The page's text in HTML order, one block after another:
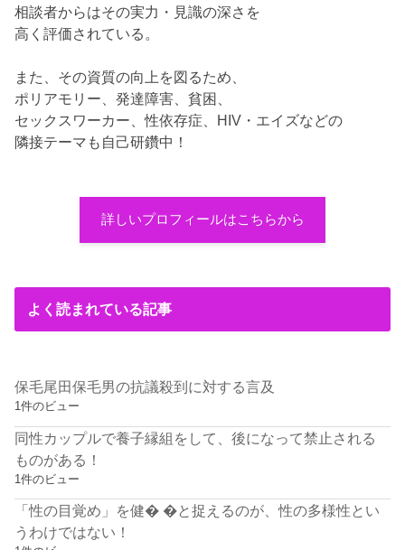
相談者からはその実力・見識の深さを
高く評価されている。
また、その資質の向上を図るため、
ポリアモリー、発達障害、貧困、
セックスワーカー、性依存症、HIV・エイズなどの
隣接テーマも自己研鑽中！
詳しいプロフィールはこちらから
よく読まれている記事
保毛尾田保毛男の抗議殺到に対する言及
1件のビュー
同性カップルで養子縁組をして、後になって禁止される
ものがある！
1件のビュー
「性の目覚め」を健� �と捉えるのが、性の多様性とい
うわけではない！